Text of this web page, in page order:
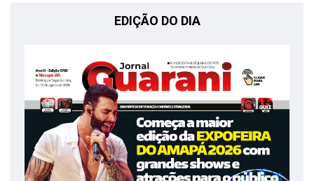
EDIÇÃO DO DIA